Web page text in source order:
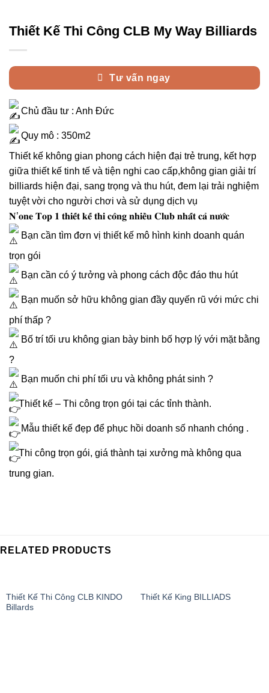
Thiết Kế Thi Công CLB My Way Billiards
Tư vấn ngay
Chủ đầu tư : Anh Đức
Quy mô : 350m2
Thiết kế không gian phong cách hiện đại trẻ trung, kết hợp
giữa thiết kế tinh tế và tiện nghi cao cấp,không gian giải trí
billiards hiện đại, sang trọng và thu hút, đem lại trải nghiệm
tuyệt vời cho người chơi và sử dụng dịch vụ
𝐍’𝐨𝐧𝐞 𝐓𝐨𝐩 𝟏 𝐭𝐡𝐢𝐞̂́𝐭 𝐤𝐞̂́ 𝐭𝐡𝐢 𝐜𝐨̂𝐧𝐠 𝐧𝐡𝐢𝐞̂̀𝐮 𝐂𝐥𝐮𝐛 𝐧𝐡𝐚̂́𝐭 𝐜𝐚̉ 𝐧𝐮̛𝐨̛́𝐜
Bạn cần tìm đơn vị thiết kế mô hình kinh doanh quán
trọn gói
Bạn cần có ý tưởng và phong cách độc đáo thu hút
Bạn muốn sở hữu không gian đầy quyến rũ với mức chi
phí thấp ?
Bố trí tối ưu không gian bày binh bố hợp lý với mặt bằng
?
Bạn muốn chi phí tối ưu và không phát sinh ?
Thiết kế – Thi công trọn gói tại các tỉnh thành.
Mẫu thiết kế đẹp để phục hồi doanh số nhanh chóng .
Thi công trọn gói, giá thành tại xưởng mà không qua
trung gian.
RELATED PRODUCTS
Thiết Kế Thi Công CLB KINDO
Billards
Thiết Kế King BILLIADS